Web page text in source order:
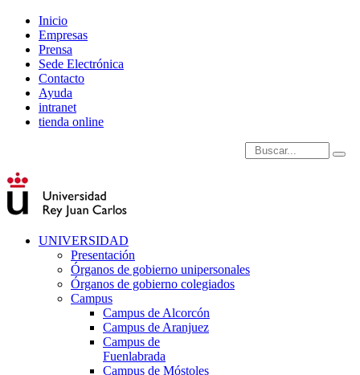
Inicio
Empresas
Prensa
Sede Electrónica
Contacto
Ayuda
intranet
tienda online
Introduce términos de
UNIVERSIDAD
Presentación
Órganos de gobierno unipersonales
Órganos de gobierno colegiados
Campus
Campus de Alcorcón
Campus de Aranjuez
Campus de
Fuenlabrada
Campus de Móstoles